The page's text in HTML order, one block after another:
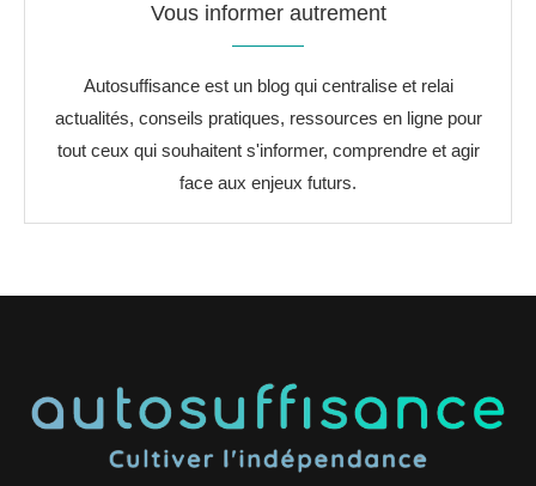
Vous informer autrement
Autosuffisance est un blog qui centralise et relai
actualités, conseils pratiques, ressources en ligne pour
tout ceux qui souhaitent s'informer, comprendre et agir
face aux enjeux futurs.